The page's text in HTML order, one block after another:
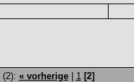
(2): « vorherige 1 [2]